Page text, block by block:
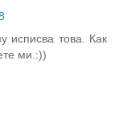
исписва това. Как
ми.:))